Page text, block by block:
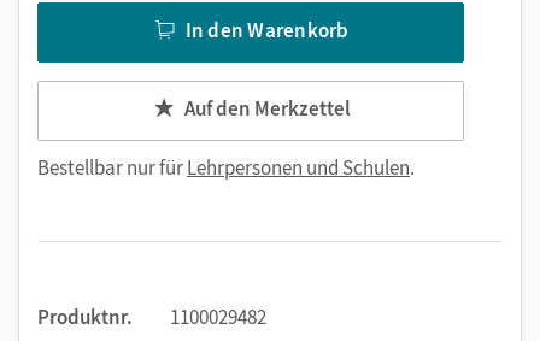
In den Warenkorb
Auf den Merkzettel
Bestellbar nur fürLehrpersonen und Schulen.
Produktnr.
1100029482